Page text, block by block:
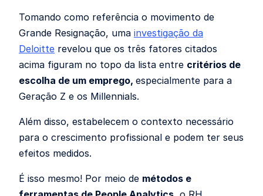
Tomando como referência o movimento de
Grande Resignação, uma investigação da
Deloitte revelou que os três fatores citados
acima figuram no topo da lista entre critérios de
escolha de um emprego, especialmente para a
Geração Z e os Millennials.
Além disso, estabelecem o contexto necessário
para o crescimento profissional e podem ter seus
efeitos medidos.
É isso mesmo! Por meio de métodos e